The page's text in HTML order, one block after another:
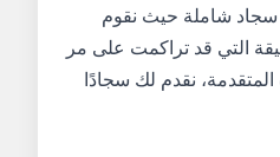
شاملة حيث نقوم
التي قد تراكمت على مر
المتقدمة، نقدم لك سجادًا